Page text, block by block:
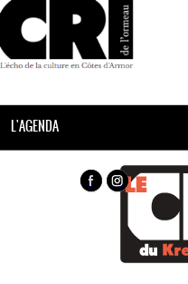
L'AGENDA